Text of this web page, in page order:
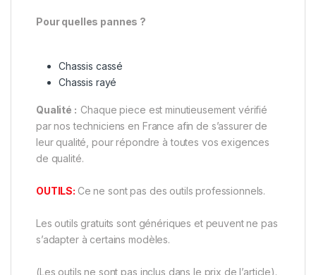
Pour quelles pannes ?
Chassis cassé
Chassis rayé
Qualité : Chaque piece est minutieusement vérifié
par nos techniciens en France afin de s’assurer de
leur qualité, pour répondre à toutes vos exigences
de qualité.
OUTILS: Ce ne sont pas des outils professionnels.
Les outils gratuits sont génériques et peuvent ne pas
s’adapter à certains modèles.
(Les outils ne sont pas inclus dans le prix de l’article).